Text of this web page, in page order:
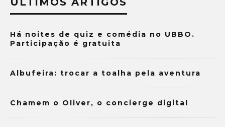
Há noites de quiz e comédia no UBBO.
Participação é gratuita
Albufeira: trocar a toalha pela aventura
Chamem o Oliver, o concierge digital